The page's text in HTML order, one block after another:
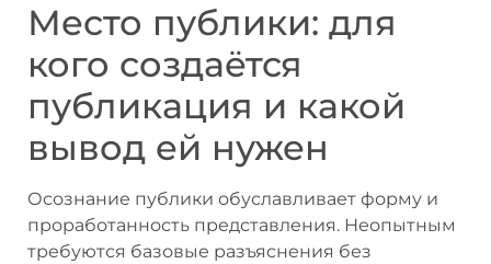
Место публики: для
кого создаётся
публикация и какой
вывод ей нужен
Осознание публики обуславливает форму и
проработанность представления. Неопытным
требуются базовые разъяснения без